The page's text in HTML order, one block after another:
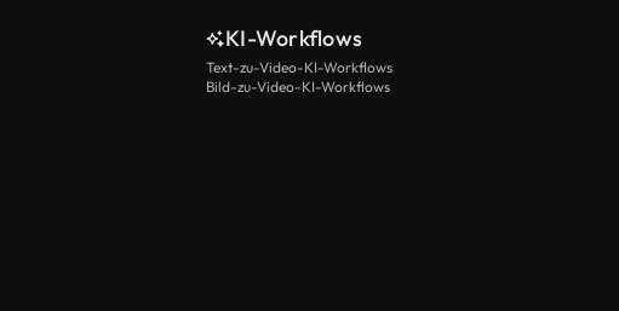
KI-Workflows
Text-zu-Video-KI-Workflows
Bild-zu-Video-KI-Workflows